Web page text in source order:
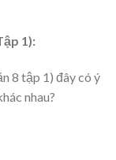
1):
8 tập 1) đây có ý
nhau?